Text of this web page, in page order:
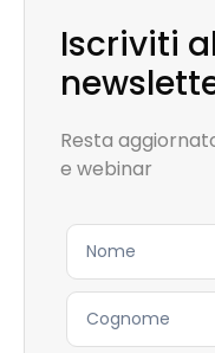
Iscriviti
Resta
e webinar